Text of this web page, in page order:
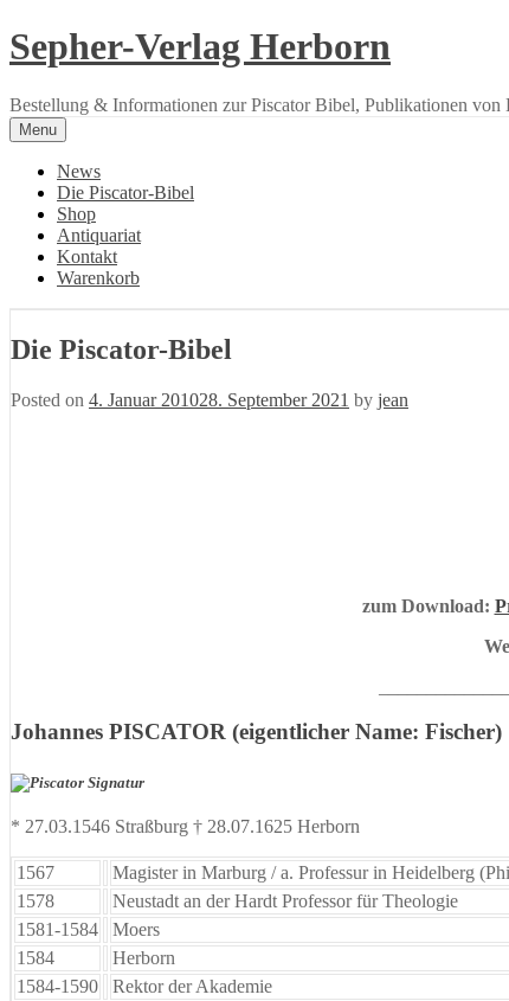
Skip
to
Sepher-Verlag Herborn
Bestellung & Informationen zur Piscator Bibel, Publikationen
Menu
News
Die Piscator-Bibel
Shop
Antiquariat
Kontakt
Warenkorb
Die Piscator-Bibel
Posted on 4. Januar 201028. September 2021 by jean
zum Download:
Johannes PISCATOR (eigentlicher Name: Fischer)
* 27.03.1546 Straßburg † 28.07.1625 Herborn
1567
Magister in Marburg / a. Professur in Heidelberg
1578
Neustadt an der Hardt Professor für Theologie
1581-1584
Moers
1584
Herborn
1584-1590
Rektor der Akademie